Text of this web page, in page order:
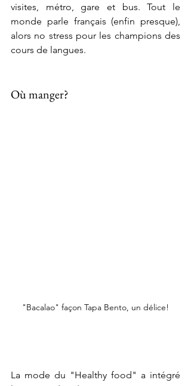
visites, métro, gare et bus. Tout le
monde parle français (enfin presque),
alors no stress pour les champions des
cours de langues.
Où manger?
"Bacalao" façon Tapa Bento, un délice!
La mode du "Healthy food" a intégré